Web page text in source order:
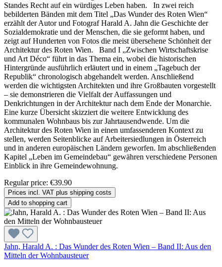
Standes Recht auf ein würdiges Leben haben. In zwei reich
bebilderten Bänden mit dem Titel „Das Wunder des Roten Wien“
erzählt der Autor und Fotograf Harald A. Jahn die Geschichte der
Sozialdemokratie und der Menschen, die sie geformt haben, und
zeigt auf Hunderten von Fotos die meist übersehene Schönheit der
Architektur des Roten Wien. Band I „Zwischen Wirtschaftskrise
und Art Déco“ führt in das Thema ein, wobei die historischen
Hintergründe ausführlich erläutert und in einem „Tagebuch der
Republik“ chronologisch abgehandelt werden. Anschließend
werden die wichtigsten Architekten und ihre Großbauten vorgestellt
– sie demonstrieren die Vielfalt der Auffassungen und
Denkrichtungen in der Architektur nach dem Ende der Monarchie.
Eine kurze Übersicht skizziert die weitere Entwicklung des
kommunalen Wohnbaus bis zur Jahrtausendwende. Um die
Architektur des Roten Wien in einen umfassenderen Kontext zu
stellen, werden Seitenblicke auf Arbeitersiedlungen in Österreich
und in anderen europäischen Ländern geworfen. Im abschließenden
Kapitel „Leben im Gemeindebau“ gewähren verschiedene Personen
Einblick in ihre Gemeindewohnung.
Regular price: €39.90
Prices incl. VAT plus shipping costs
Add to shopping cart
Jahn, Harald A. : Das Wunder des Roten Wien – Band II: Aus den
Mitteln der Wohnbausteuer